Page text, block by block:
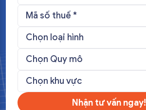
Nhận tư vấn ngay!